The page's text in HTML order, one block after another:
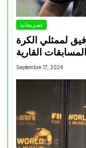
تصريحات
لممثلي الكرة
Septembre 17, 2024